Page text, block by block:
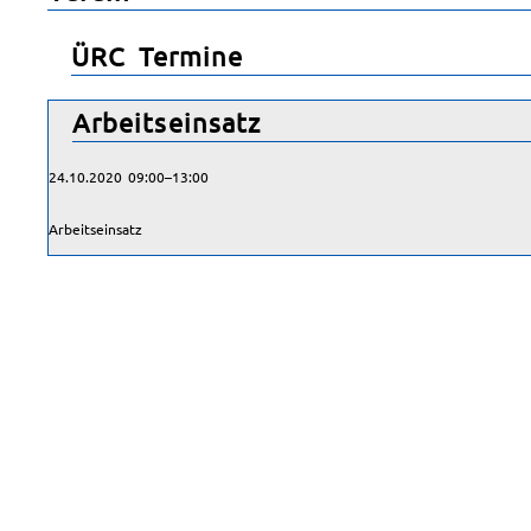
ÜRC Termine
Arbeitseinsatz
24.10.2020 09:00–13:00
Arbeitseinsatz